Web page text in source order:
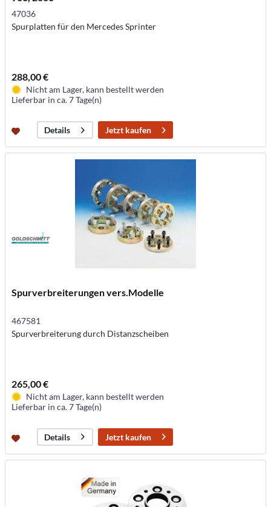
47036
Spurplatten für den Mercedes Sprinter
288,00 €
Nicht am Lager, kann bestellt werden
Lieferbar in ca. 7 Tage(n)
Details Jetzt kaufen
Spurverbreiterungen vers.Modelle
467581
Spurverbreiterung durch Distanzscheiben
265,00 €
Nicht am Lager, kann bestellt werden
Lieferbar in ca. 7 Tage(n)
Details Jetzt kaufen